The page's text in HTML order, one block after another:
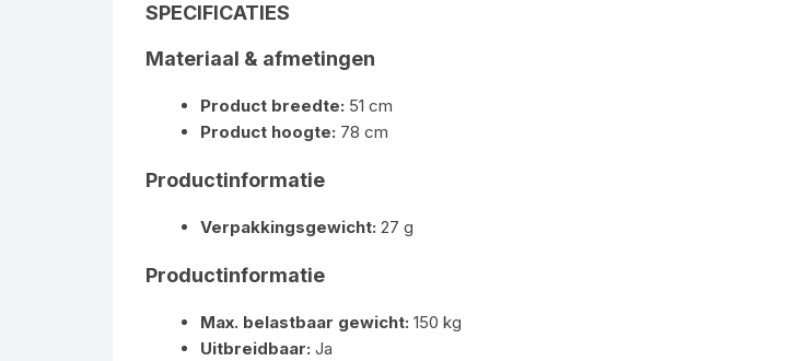
SPECIFICATIES
Materiaal & afmetingen
Product breedte: 51 cm
Product hoogte: 78 cm
Productinformatie
Verpakkingsgewicht: 27 g
Productinformatie
Max. belastbaar gewicht: 150 kg
Uitbreidbaar: Ja